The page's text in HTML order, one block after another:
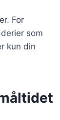
For
som
kun din